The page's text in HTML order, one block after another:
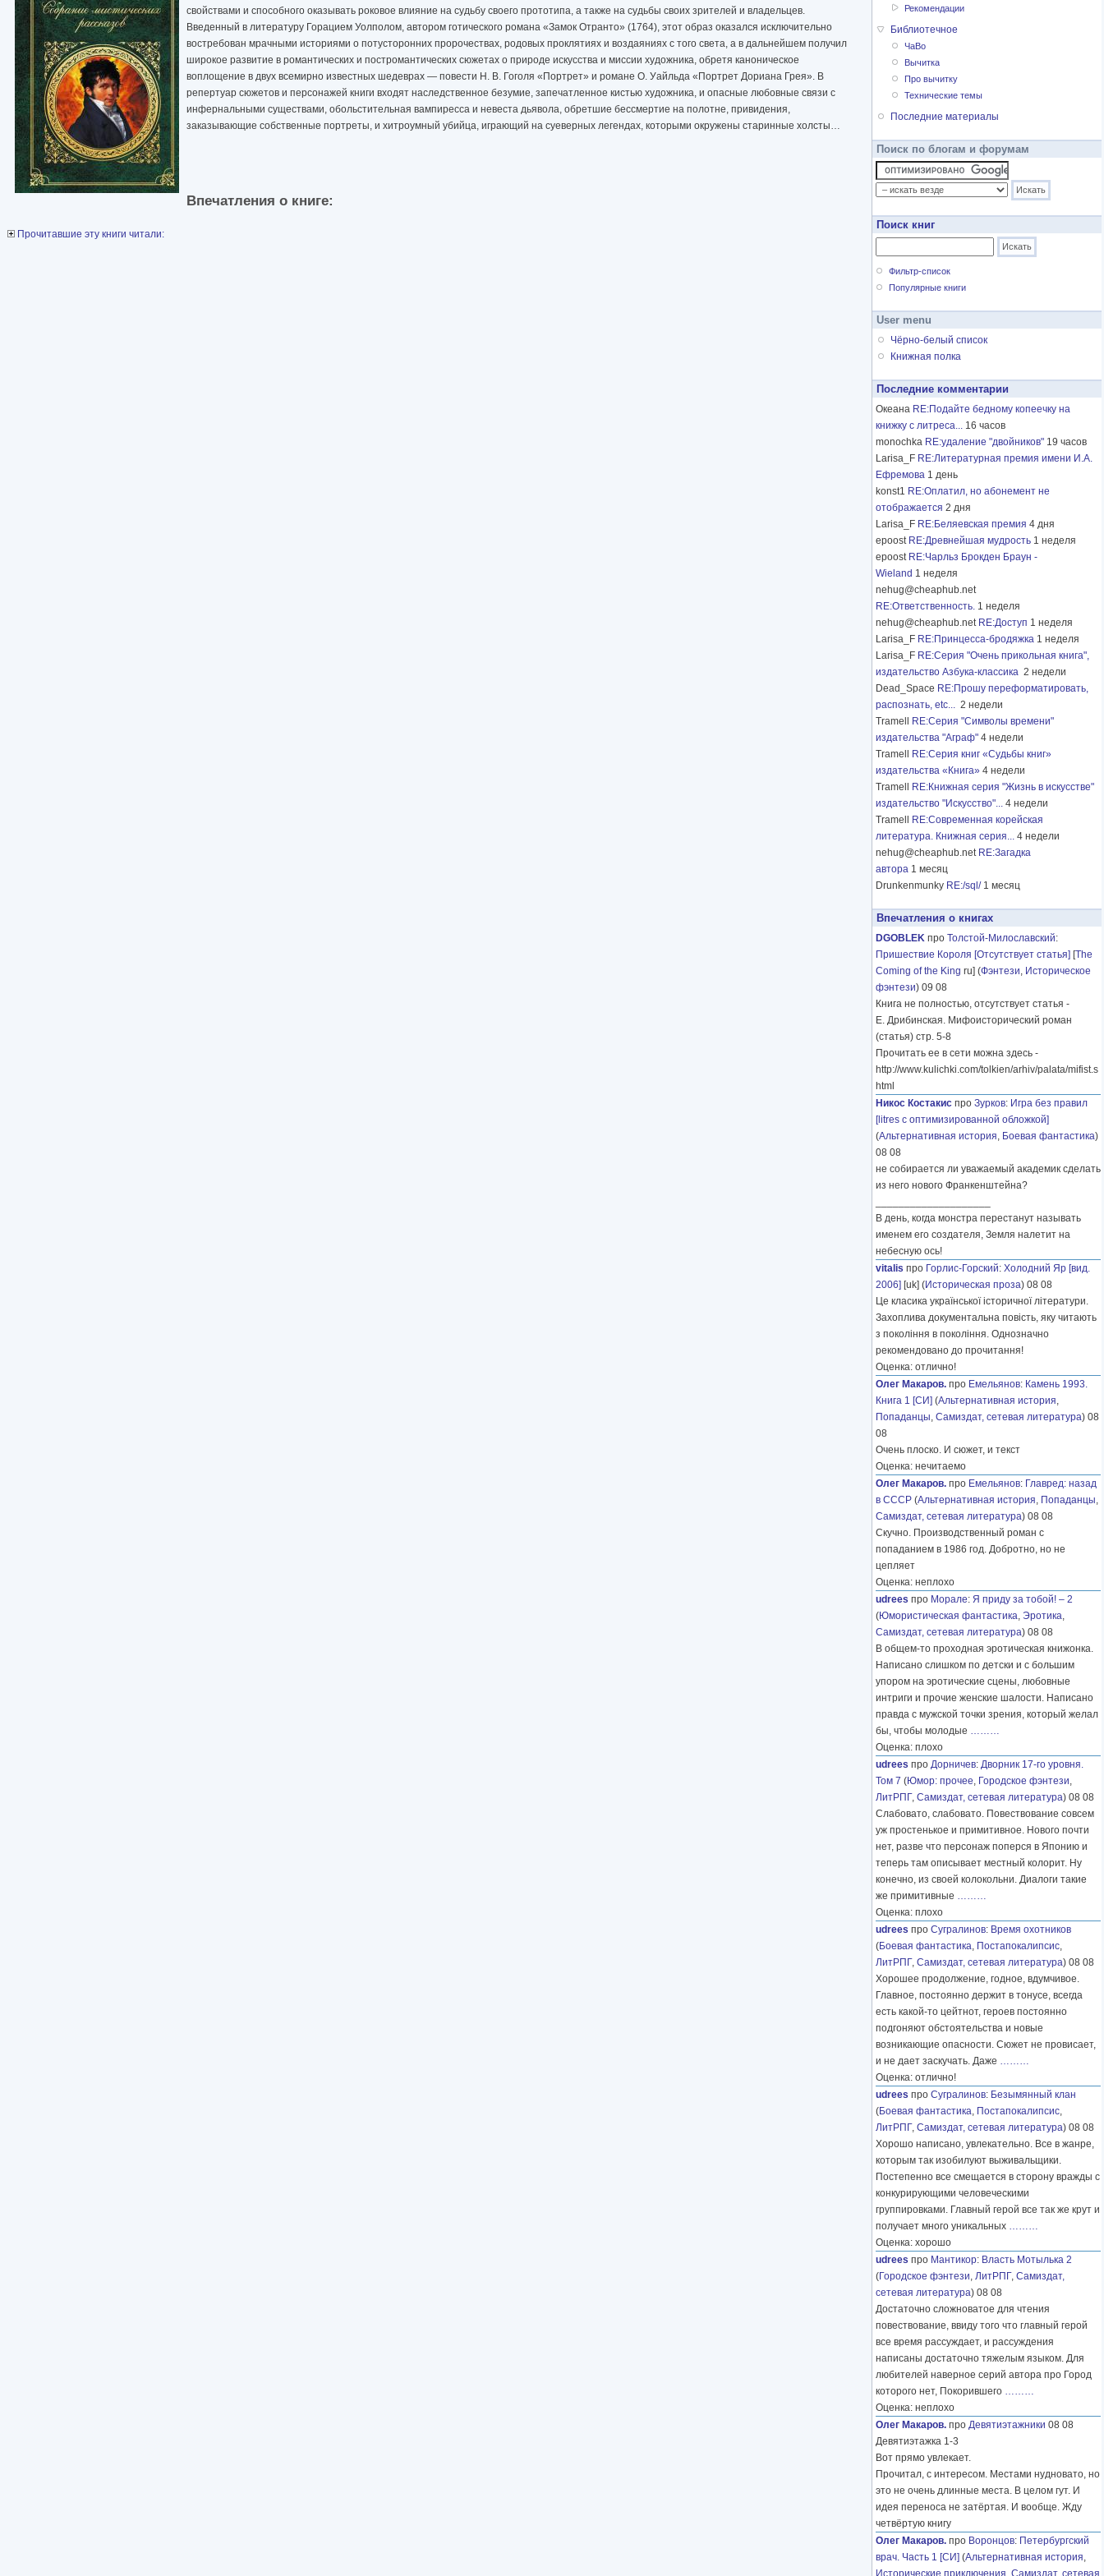
свойствами и способного оказывать роковое влияние на судьбу своего прототипа, а также на судьбы своих зрителей и владельцев.
Введенный в литературу Горацием Уолполом, автором готического романа «Замок Отранто» (1764), этот образ оказался исключительно
востребован мрачными историями о потусторонних пророчествах, родовых проклятиях и воздаяниях с того света, а в дальнейшем получил
широкое развитие в романтических и постромантических сюжетах о природе искусства и миссии художника, обретя каноническое
воплощение в двух всемирно известных шедеврах — повести Н. В. Гоголя «Портрет» и романе О. Уайльда «Портрет Дориана Грея». В
репертуар сюжетов и персонажей книги входят наследственное безумие, запечатленное кистью художника, и опасные любовные связи с
инфернальными существами, обольстительная вампиресса и невеста дьявола, обретшие бессмертие на полотне, привидения,
заказывающие собственные портреты, и хитроумный убийца, играющий на суеверных легендах, которыми окружены старинные холсты…
Впечатления о книге:
Прочитавшие эту книги читали:
Рекомендации
Библиотечное
ЧаВо
Вычитка
Про вычитку
Технические темы
Последние материалы
Поиск по блогам и форумам
Поиск книг
Фильтр-список
Популярные книги
User menu
Чёрно-белый список
Книжная полка
Последние комментарии
Океана RE:Подайте бедному копеечку на
книжку с литреса... 16 часов
monochka RE:удаление "двойников" 19 часов
Larisa_F RE:Литературная премия имени И.А.
Ефремова 1 день
konst1 RE:Оплатил, но абонемент не
отображается 2 дня
Larisa_F RE:Беляевская премия 4 дня
epoost RE:Древнейшая мудрость 1 неделя
epoost RE:Чарльз Брокден Браун -
Wieland 1 неделя
nehug@cheaphub.net
RE:Ответственность. 1 неделя
nehug@cheaphub.net RE:Доступ 1 неделя
Larisa_F RE:Принцесса-бродяжка 1 неделя
Larisa_F RE:Серия "Очень прикольная книга",
издательство Азбука-классика 2 недели
Dead_Space RE:Прошу переформатировать,
распознать, etc... 2 недели
Tramell
RE:Серия "Символы времени"
издательства "Аграф" 4 недели
Tramell
RE:Серия книг «Судьбы книг»
издательства «Книга» 4 недели
Tramell
RE:Книжная серия "Жизнь в искусстве"
издательство "Искусство"... 4 недели
Tramell
RE:Современная корейская
литература. Книжная серия... 4 недели
nehug@cheaphub.net RE:Загадка
автора 1 месяц
Drunkenmunky RE:/sql/ 1 месяц
Впечатления о книгах
DGOBLEK про Толстой-Милославский:
Пришествие Короля [Отсутствует статья] [The
Coming of the King ru] (Фэнтези, Историческое
фэнтези) 09 08
Книга не полностью, отсутствует статья -
Е. Дрибинская. Мифоисторический роман
(статья) стр. 5-8
Прочитать ее в сети можна здесь -
http://www.kulichki.com/tolkien/arhiv/palata/mifist.s
html
Никос Костакис про Зурков: Игра без правил
[litres с оптимизированной обложкой]
(Альтернативная история, Боевая фантастика)
08 08
не собирается ли уважаемый академик сделать
из него нового Франкенштейна?
В день, когда монстра перестанут называть
именем его создателя, Земля налетит на
небесную ось!
vitalis про Горлис-Горский: Холодний Яр [вид.
2006] [uk] (Историческая проза) 08 08
Це класика української історичної літератури.
Захоплива документальна повість, яку читають
з покоління в покоління. Однозначно
рекомендовано до прочитання!
Оценка: отлично!
Олег Макаров. про Емельянов: Камень 1993.
Книга 1 [СИ] (Альтернативная история,
Попаданцы, Самиздат, сетевая литература) 08
08
Очень плоско. И сюжет, и текст
Оценка: нечитаемо
Олег Макаров. про Емельянов: Главред: назад
в СССР (Альтернативная история, Попаданцы,
Самиздат, сетевая литература) 08 08
Скучно. Производственный роман с
попаданием в 1986 год. Добротно, но не
цепляет
Оценка: неплохо
udrees про Морале: Я приду за тобой! – 2
(Юмористическая фантастика, Эротика,
Самиздат, сетевая литература) 08 08
В общем-то проходная эротическая книжонка.
Написано слишком по детски и с большим
упором на эротические сцены, любовные
интриги и прочие женские шалости. Написано
правда с мужской точки зрения, который желал
бы, чтобы молодые ………
Оценка: плохо
udrees про Дорничев: Дворник 17-го уровня.
Том 7 (Юмор: прочее, Городское фэнтези,
ЛитРПГ, Самиздат, сетевая литература) 08 08
Слабовато, слабовато. Повествование совсем
уж простенькое и примитивное. Нового почти
нет, разве что персонаж поперся в Японию и
теперь там описывает местный колорит. Ну
конечно, из своей колокольни. Диалоги такие
же примитивные ………
Оценка: плохо
udrees про Сугралинов: Время охотников
(Боевая фантастика, Постапокалипсис,
ЛитРПГ, Самиздат, сетевая литература) 08 08
Хорошее продолжение, годное, вдумчивое.
Главное, постоянно держит в тонусе, всегда
есть какой-то цейтнот, героев постоянно
подгоняют обстоятельства и новые
возникающие опасности. Сюжет не провисает,
и не дает заскучать. Даже ………
Оценка: отлично!
udrees про Сугралинов: Безымянный клан
(Боевая фантастика, Постапокалипсис,
ЛитРПГ, Самиздат, сетевая литература) 08 08
Хорошо написано, увлекательно. Все в жанре,
которым так изобилуют выживальщики.
Постепенно все смещается в сторону вражды с
конкурирующими человеческими
группировками. Главный герой все так же крут и
получает много уникальных ………
Оценка: хорошо
udrees про Мантикор: Власть Мотылька 2
(Городское фэнтези, ЛитРПГ, Самиздат,
сетевая литература) 08 08
Достаточно сложноватое для чтения
повествование, ввиду того что главный герой
все время рассуждает, и рассуждения
написаны достаточно тяжелым языком. Для
любителей наверное серий автора про Город
которого нет, Покорившего ………
Оценка: неплохо
Олег Макаров. про Девятиэтажники 08 08
Девятиэтажка 1-3
Вот прямо увлекает.
Прочитал, с интересом. Местами нудновато, но
это не очень длинные места. В целом гут. И
идея переноса не затёртая. И вообще. Жду
четвёртую книгу
Олег Макаров. про Воронцов: Петербургский
врач. Часть 1 [СИ] (Альтернативная история,